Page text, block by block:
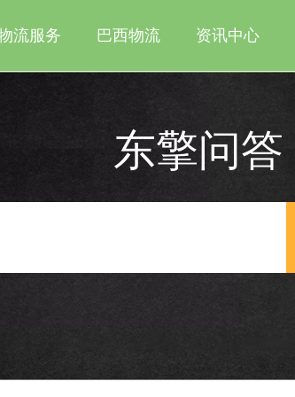
流服务 巴西物流 资讯中心
东擎问答